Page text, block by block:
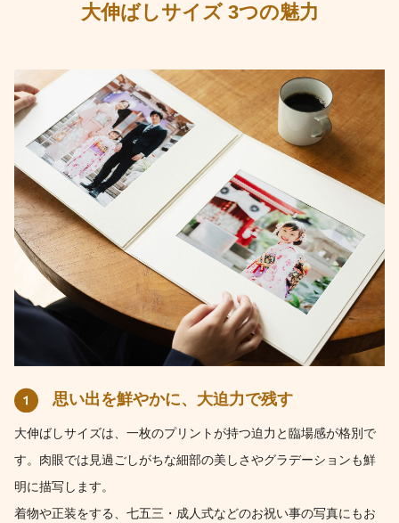
大伸ばしサイズ 3つの魅力
思い出を鮮やかに、大迫力で残す
大伸ばしサイズは、一枚のプリントが持つ迫力と臨場感が格別で
す。肉眼では見過ごしがちな細部の美しさやグラデーションも鮮
明に描写します。
着物や正装をする、七五三・成人式などのお祝い事の写真にもお